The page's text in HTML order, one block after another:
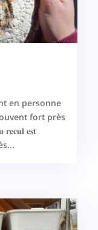
en personne
fort près
𝐞𝐬𝐭